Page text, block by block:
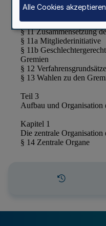
Alle Cookies akzeptieren